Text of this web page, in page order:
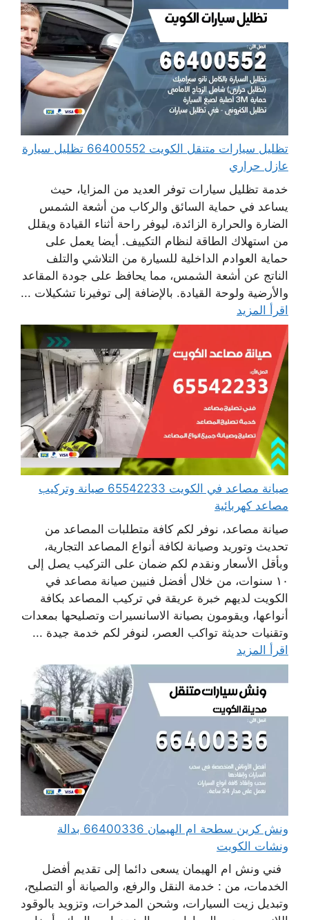
تظليل سيارات متنقل الكويت 66400552 تظليل سيارة
عازل حراري
خدمة تظليل سيارات توفر العديد من المزايا، حيث
يساعد في حماية السائق والركاب من أشعة الشمس
الضارة والحرارة الزائدة، ليوفر راحة أثناء القيادة ويقلل
من استهلاك الطاقة لنظام التكييف. أيضا يعمل على
حماية العوادم الداخلية للسيارة من التلاشي والتلف
الناتج عن أشعة الشمس، مما يحافظ على جودة المقاعد
والأرضية ولوحة القيادة. بالإضافة إلى توفيرنا تشكيلات ...
اقرأ المزيد
صيانة مصاعد في الكويت 65542233 صيانة وتركيب
مصاعد كهربائية
صيانة مصاعد، نوفر لكم كافة متطلبات المصاعد من
تحديث وتوريد وصيانة لكافة أنواع المصاعد التجارية،
وبأقل الأسعار ونقدم لكم ضمان على التركيب يصل إلى
١٠ سنوات، من خلال أفضل فنيين صيانة مصاعد في
الكويت لديهم خبرة عريقة في تركيب المصاعد بكافة
أنواعها، ويقومون بصيانة الاسانسيرات وتصليحها بمعدات
وتقنيات حديثة تواكب العصر، لنوفر لكم خدمة جيدة ...
اقرأ المزيد
ونش كرين سطحة ام الهيمان 66400336 بدالة
ونشات الكويت
فني ونش ام الهيمان يسعى دائما إلى تقديم أفضل
الخدمات، من : خدمة النقل والرفع، والصيانة أو التصليح،
وتبديل زيت السيارات، وشحن المدخرات، وتزويد بالوقود